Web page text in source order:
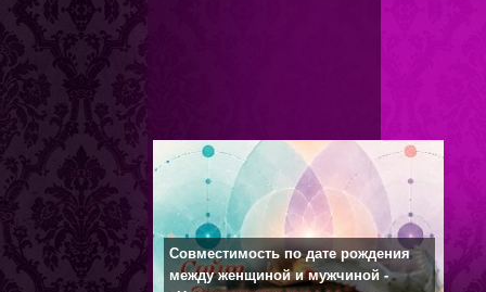
Совместимость по дате рождения
между женщиной и мужчиной -